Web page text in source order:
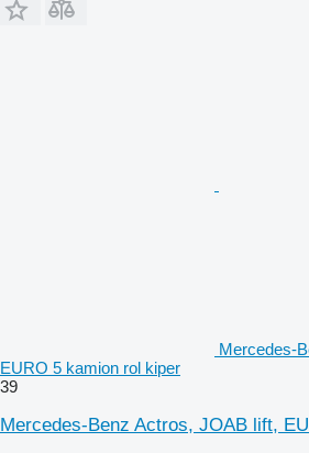
Mercedes-
EURO 5 kamion rol kiper
39
Mercedes-Benz Actros, JOAB lift,